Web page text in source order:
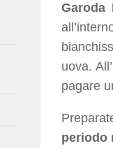
Garoda
uova.
pagare
periodo